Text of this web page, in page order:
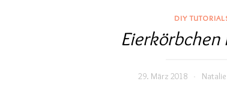
DIY
29. März 2018